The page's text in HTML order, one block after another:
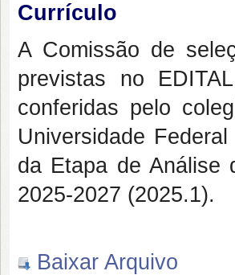
Currículo
A Comissão de
previstas no
conferidas pelo
Universidade
da Etapa de Análise
2025-2027 (2025.1).
Baixar Arquivo